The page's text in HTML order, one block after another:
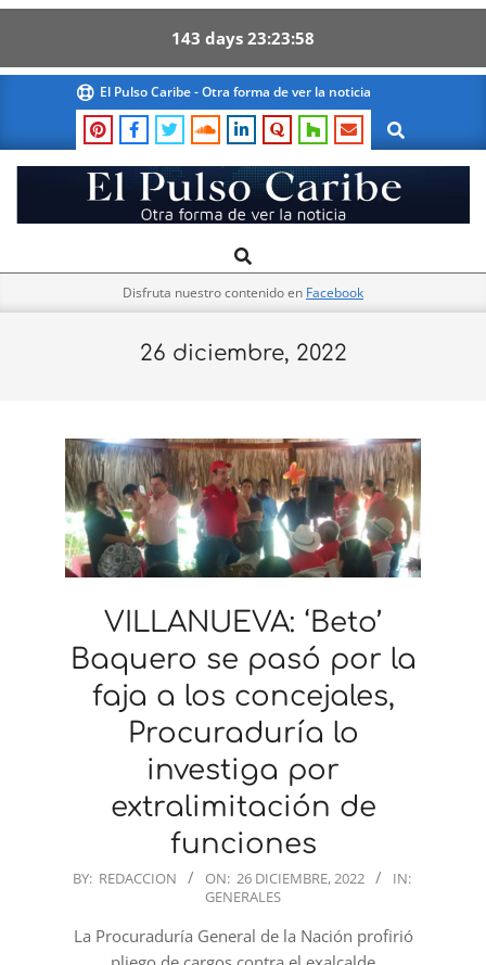
143 days 23 23 57
content
El Pulso Caribe - Otra forma de ver la noticia
Search
El
Pulso
Navigation
Search
Disfruta nuestro contenido en Facebook
26 diciembre, 2022
VILLANUEVA: ‘Beto’
Baquero se pasó por la
faja a los concejales,
Procuraduría lo
investiga por
extralimitación de
funciones
2022-
26
BY: REDACCION ON: 26 DICIEMBRE, 2022
IN:
GENERALES
La Procuraduría General de la Nación profirió